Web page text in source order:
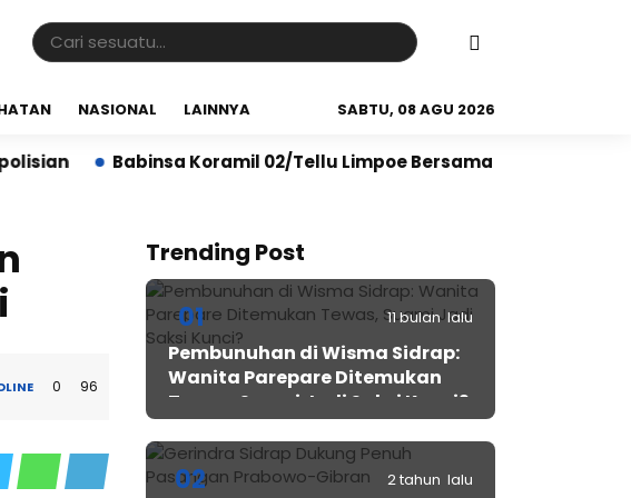
NASIONAL LAINNYA SABTU, 08 AGU 2026
Babinsa Koramil 02/Tellu Limpoe Bersama Warga Gelar Karya Bakti
0 96
Trending Post
01 11 bulan lalu
Pembunuhan di Wisma Sidrap:
Wanita Parepare Ditemukan
Tewas, Suami Jadi Saksi Kunci?
02 2 tahun lalu